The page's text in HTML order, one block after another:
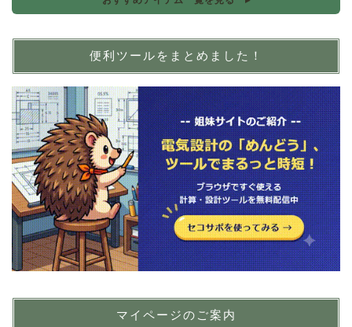
便利ツールをまとめました！
マイページのご案内